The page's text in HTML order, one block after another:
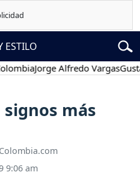
ESTILO
Jorge Alfredo VargasGustavo
signos más
9:06 am